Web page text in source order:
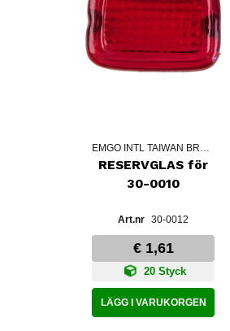
EMGO INTL TAIWAN BRANCH
RESERVGLAS för
30-0010
30-0012
€ 1,61
20 Styck
LÄGG I VARUKORGEN